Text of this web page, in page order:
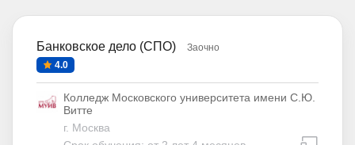
Банковское дело (СПО)
Заочно
4.0
Колледж Московского университета имени С.Ю.
Витте
г. Москва